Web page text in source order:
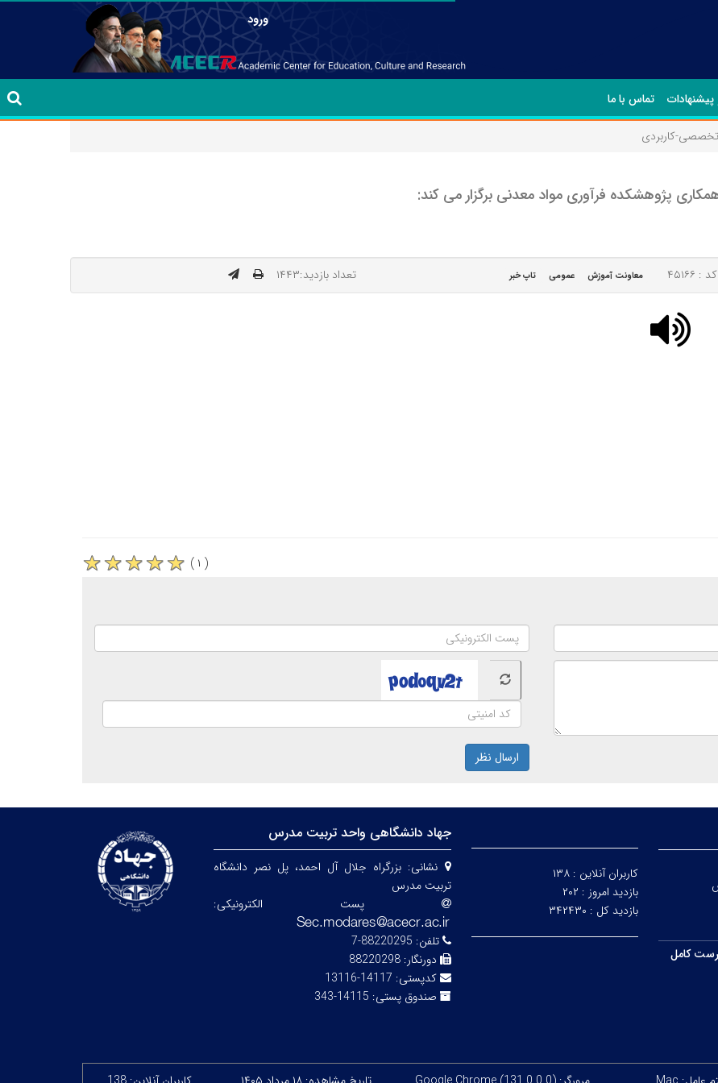
ورود
پیشنهادات تماس با ما
کاربردی
پژوهشکده فرآوری مواد معدنی برگزار می کند:
کد : ۴۵۱۶۶ معاونت آموزش عمومی تاپ خبر تعداد بازدید:۱۴۴۳
( ۱ )
ارسال نظر
کامل
کاربران آنلاین : ۱۳۸
بازدید امروز : ۲۰۲
بازدید کل : ۳۴۲۴۳۰
جهاد دانشگاهی واحد تربیت مدرس
نشانی: بزرگراه جلال آل احمد، پل نصر دانشگاه
تربیت مدرس
پست الکترونیکی:
تلفن: 88220295-7
دورنگار:88220298
کدپستی: 14117-13116
صندوق پستی: 14115-343